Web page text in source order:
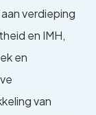
verdieping
en IMH,
en
van